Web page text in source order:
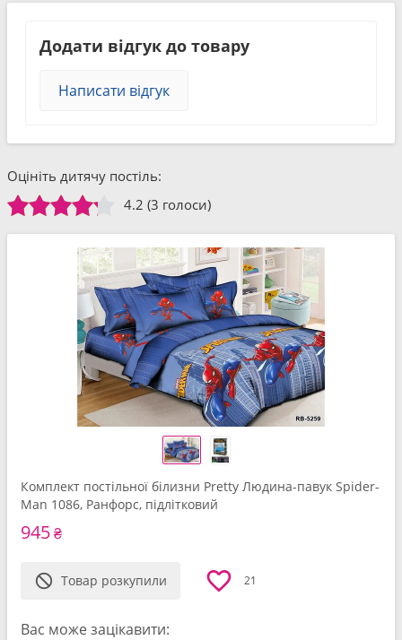
Додати відгук до товару
Написати відгук
Оцініть дитячу постіль:
4.2 (3 голоси)
Комплект постільної білизни Pretty Людина-павук Spider-
Man 1086, Ранфорс, підлітковий
945₴
Товар розкупили 21
Вас може зацікавити: